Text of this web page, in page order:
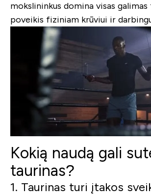
mokslininkus domina visas
poveikis fiziniam krūviui ir
Kokią naudą gali
taurinas?
1. Taurinas turi įtakos